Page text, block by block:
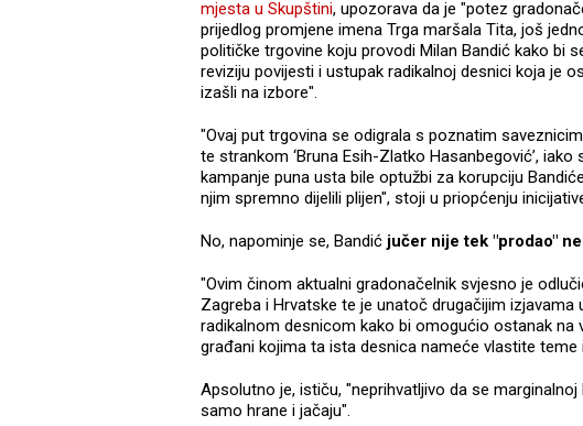
mjesta u Skupštini, upozorava da je "potez
prijedlog promjene imena Trga maršala Tita, još
političke trgovine koju provodi Milan Bandić kako bi
reviziju povijesti i ustupak radikalnoj desnici koja je
izašli na izbore".
"Ovaj put trgovina se odigrala s poznatim
te strankom ‘Bruna Esih-Zlatko Hasanbegović’,
kampanje puna usta bile optužbi za korupciju
njim spremno dijelili plijen", stoji u priopćenju
No, napominje se, Bandić jučer nije tek "prodao"
"Ovim činom aktualni gradonačelnik svjesno je
Zagreba i Hrvatske te je unatoč drugačijim izjavama
radikalnom desnicom kako bi omogućio ostanak
građani kojima ta ista desnica nameće vlastite
Apsolutno je, ističu, "neprihvatljivo da se
samo hrane i jačaju".